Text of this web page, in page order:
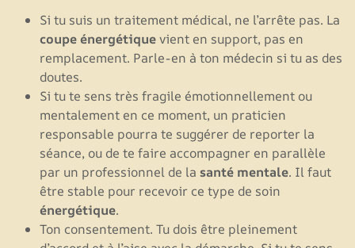
Si tu suis un traitement médical, ne l’arrête pas. La
coupe énergétiquevient en support, pas en
remplacement. Parle-en à ton médecin si tu as des
doutes.
Si tu te sens très fragile émotionnellement ou
mentalement en ce moment, un praticien
responsable pourra te suggérer de reporter la
séance, ou de te faire accompagner en parallèle
par un professionnel de la santé mentale. Il faut
être stable pour recevoir ce type de soin
énergétique.
Ton consentement. Tu dois être pleinement